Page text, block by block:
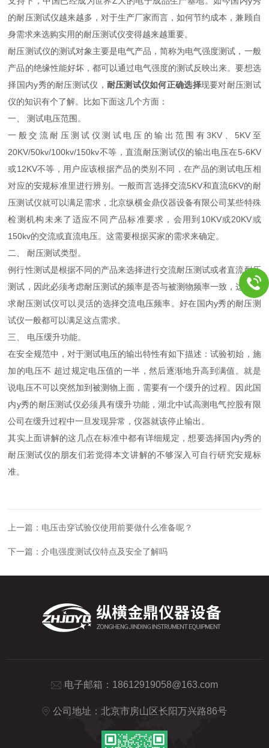
的耐压测试仪越来越多，对于生产厂家而言，如何节约成本，兼顾自
身需求来选购实用的耐压测试仪变得越来越重要。
耐压测试仪的测试对象主要是电气产品，简称为电气强度测试，一般
产品的绝缘性能好坏，都可以通过电气强度的测试反映出来。要想选
择国内y秀的耐压测试仪， 耐压测试仪如何正确选择现要对耐压测试
仪的知识有个了解。比如下面这几个方面：
一、 测试电压范围。
一般交流耐压测试仪测试电压的输出范围有3KV、5KV至
20KV/50kv/100kv/150kv不等，直流耐压测试仪的输出电压在5-6KV
或12KV不等，用户应该根据产品的类别不同，在产品的测试电压相
对应的安规标准里进行辨别。一般而言选择交流5KV和直流6KV的耐
压测试仪就可以满足需求，北京纵横金鼎仪器设备有限公司某些特殊
检测机构未来了适应不同产品标准要求，会用到10KV或20KV或
150kv的交流或直流电压。这需要根据买家的需求来确定。
二、 耐压测试类型。
例行性测试是根据不同的产品来选择进行交流耐压测试或者直流耐压
测试，因此必须考虑耐压测试的频率是否与被测物频率一致，这就要
求耐压测试仪可以灵活的选择交流电压频率。好在国内y秀的耐压测
试仪一般都可以满足这点需求。
三、 电压缓升功能。
在安全规范中，对于测试电压的输出特性有如下描述：试验初始，施
加的电压不 超过规定电压值的一半，然后逐渐地升高到满值。就是
说电压不可以突然加到被测物上面，需要有一个缓升的过程。因此国
内y秀的耐压测试仪必须具有缓升功能，湖北中试高测电气控股有限
公司在缓升过程中一旦发现异常，仪器就该停止输出。
其实上面讲解的这几点在标准中都有详细规定，想要选择国内y秀的
耐压测试仪的朋友们若觉得本文讲解的不够深入可自行研究安规标
准。
上一篇： 电压击穿试验仪使用前要做什么准备呢？
下一篇：介电强度测试仪特点及安全了解吗
电子邮箱： 18612919058@163.com
公司地址：北京市房山区长阳万兴路86号